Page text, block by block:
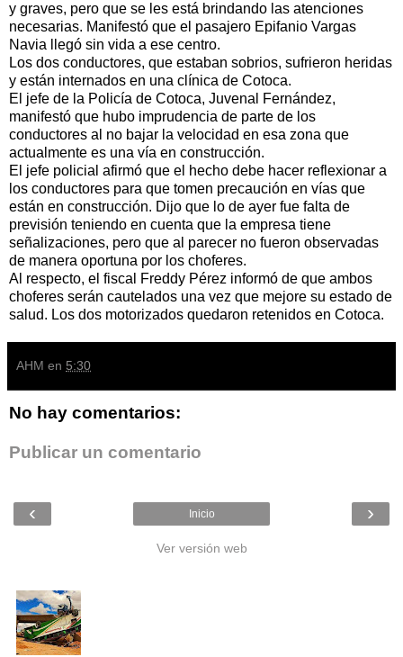
y graves, pero que se les está brindando las atenciones
necesarias. Manifestó que el pasajero Epifanio Vargas
Navia llegó sin vida a ese centro.
Los dos conductores, que estaban sobrios, sufrieron heridas
y están internados en una clínica de Cotoca.
El jefe de la Policía de Cotoca, Juvenal Fernández,
manifestó que hubo imprudencia de parte de los
conductores al no bajar la velocidad en esa zona que
actualmente es una vía en construcción.
El jefe policial afirmó que el hecho debe hacer reflexionar a
los conductores para que tomen precaución en vías que
están en construcción. Dijo que lo de ayer fue falta de
previsión teniendo en cuenta que la empresa tiene
señalizaciones, pero que al parecer no fueron observadas
de manera oportuna por los choferes.
Al respecto, el fiscal Freddy Pérez informó de que ambos
choferes serán cautelados una vez que mejore su estado de
salud. Los dos motorizados quedaron retenidos en Cotoca.
AHM en 5:30
No hay comentarios:
Publicar un comentario
‹ ›
Inicio
Ver versión web